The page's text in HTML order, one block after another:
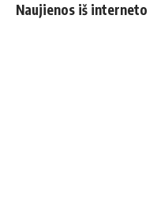
Naujienos iš interneto